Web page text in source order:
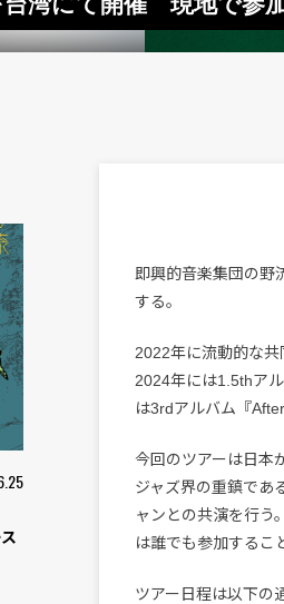
即興的音楽集団の野
する。
2022年に流動的な共
2024年には1.5thア
は3rdアルバム『
今回のツアーは日本
ジャズ界の重鎮であ
ャンとの共演を行う
は誰でも参加するこ
ツアー日程は以下の